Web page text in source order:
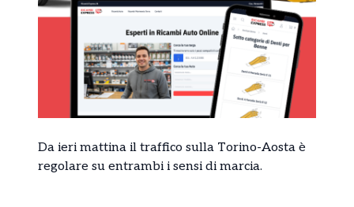
Da ieri mattina il traffico sulla Torino-Aosta è
regolare su entrambi i sensi di marcia.